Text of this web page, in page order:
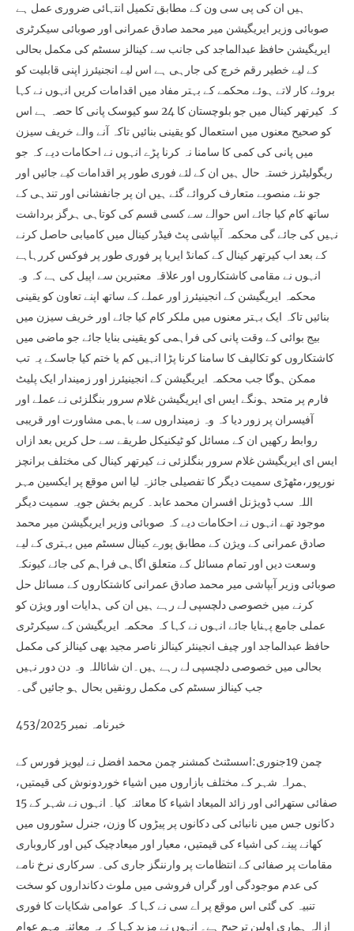
ہیں ان کی پی سی ون کے مطابق تکمیل انتہائی ضروری عمل ہے
صوبائی وزیر ایریگیشن میر محمد صادق عمرانی اور صوبائی سیکرٹری
ایریگیشن حافظ عبدالماجد کی جانب سے کینالز سسٹم کی مکمل بحالی
کے لیے خطیر رقم خرچ کی جارہی ہے اس لیے انجنیئرز اپنی قابلیت کو
بروئے کار لاتے ہوئے محکمے کے بہتر مفاد میں اقدامات کریں انہوں نے کہا
کہ کیرتھر کینال میں جو بلوچستان کا 24 سو کیوسک پانی کا حصہ ہے اس
کو صحیح معنوں میں استعمال کو یقینی بنائیں تاکہ آنے والے خریف سیزن
میں پانی کی کمی کا سامنا نہ کرنا پڑے انہوں نے احکامات دیے کہ جو
ریگولیٹرز خستہ حال ہیں ان کے لئے فوری طور پر اقدامات کیے جائیں اور
جو نئے منصوبے متعارف کروائے گئے ہیں ان پر جانفشانی اور تندہی کے
ساتھ کام کیا جائے اس حوالے سے کسی قسم کی کوتاہی ہرگز برداشت
نہیں کی جائے گی محکمہ آبپاشی پٹ فیڈر کینال میں کامیابی حاصل کرنے
کے بعد اب کیرتھر کینال کے کمانڈ ایریا پر فوری طور پر فوکس کررہاہے
انہوں نے مقامی کاشتکاروں اور علاقہ معتبرین سے اپیل کی ہے کہ وہ
محکمہ ایریگیشن کے انجینیئرز اور عملے کے ساتھ اپنے تعاون کو یقینی
بنائیں تاکہ ایک بہتر معنوں میں ملکر کام کیا جائے اور خریف سیزن میں
بیج بوائی کے وقت پانی کی فراہمی کو یقینی بنایا جائے جو ماضی میں
کاشتکاروں کو تکالیف کا سامنا کرنا پڑا انہیں کم یا ختم کیا جاسکے یہ تب
ممکن ہوگا جب محکمہ ایریگیشن کے انجینیئرز اور زمیندار ایک پلیٹ
فارم پر متحد ہونگے ایس ای ایریگیشن غلام سرور بنگلزئی نے عملے اور
آفیسران پر زور دیا کہ وہ زمینداروں سے باہمی مشاورت اور قریبی
روابط رکھیں ان کے مسائل کو ٹیکنیکل طریقے سے حل کریں بعد ازاں
ایس ای ایریگیشن غلام سرور بنگلزئی نے کیرتھر کینال کی مختلف برانچز
نورپور،مٹھڑی سمیت دیگر کا تفصیلی جائزہ لیا اس موقع پر ایکسین مہر
اللہ سب ڈویژنل افسران محمد عابد۔ کریم بخش جویہ سمیت دیگر
موجود تھے انہوں نے احکامات دیے کہ صوبائی وزیر ایریگیشن میر محمد
صادق عمرانی کے ویژن کے مطابق پورے کینال سسٹم میں بہتری کے لیے
وسعت دیں اور تمام مسائل کے متعلق اگاہی فراہم کی جائے کیونکہ
صوبائی وزیر آبپاشی میر محمد صادق عمرانی کاشتکاروں کے مسائل حل
کرنے میں خصوصی دلچسپی لے رہے ہیں ان کی ہدایات اور ویژن کو
عملی جامع پہنایا جائے انہوں نے کہا کہ محکمہ ایریگیشن کے سیکرٹری
حافظ عبدالماجد اور چیف انجینئر کینالز ناصر مجید بھی کینالز کی مکمل
بحالی میں خصوصی دلچسپی لے رہے ہیں۔ان شائاللہ وہ دن دور نہیں
جب کینالز سسٹم کی مکمل رونقیں بحال ہو جائیں گی۔
خبرنامہ نمبر 453/2025
چمن 19جنوری:اسسٹنٹ کمشنر چمن محمد افضل نے لیویز فورس کے
ہمراہ شہر کے مختلف بازاروں میں اشیاء خوردونوش کی قیمتیں،
صفائی ستھرائی اور زائد المیعاد اشیاء کا معائنہ کیا۔ انہوں نے شہر کے 15
دکانوں جس میں نانبائی کی دکانوں پر پیڑوں کا وزن، جنرل سٹوروں میں
کھانے پینے کی اشیاء کی قیمتیں، معیار اور میعادچیک کیں اور کاروباری
مقامات پر صفائی کے انتظامات پر وارننگز جاری کی۔ سرکاری نرخ نامے
کی عدم موجودگی اور گراں فروشی میں ملوث دکانداروں کو سخت
تنبیہ کی گئی اس موقع پر اے سی نے کہا کہ عوامی شکایات کا فوری
ازالہ ہماری اولین ترجیح ہے۔ انہوں نے مزید کہا کہ یہ معائنہ مہم عوام